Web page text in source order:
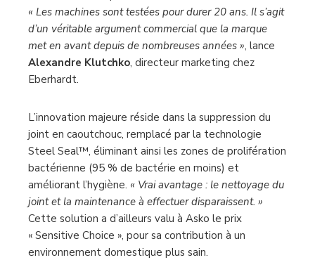
« Les machines sont testées pour durer 20 ans. Il s’agit
d’un véritable argument commercial que la marque
met en avant depuis de nombreuses années », lance
Alexandre Klutchko, directeur marketing chez
Eberhardt.
L’innovation majeure réside dans la suppression du
joint en caoutchouc, remplacé par la technologie
Steel Seal™, éliminant ainsi les zones de prolifération
bactérienne (95 % de bactérie en moins) et
améliorant l’hygiène. « Vrai avantage : le nettoyage du
joint et la maintenance à effectuer disparaissent. »
Cette solution a d’ailleurs valu à Asko le prix
« Sensitive Choice », pour sa contribution à un
environnement domestique plus sain.